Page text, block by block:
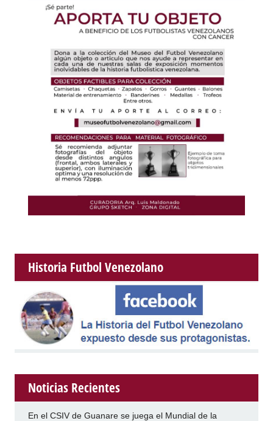
Historia Futbol Venezolano
Noticias Recientes
En el CSIV de Guanare se juega el Mundial de la